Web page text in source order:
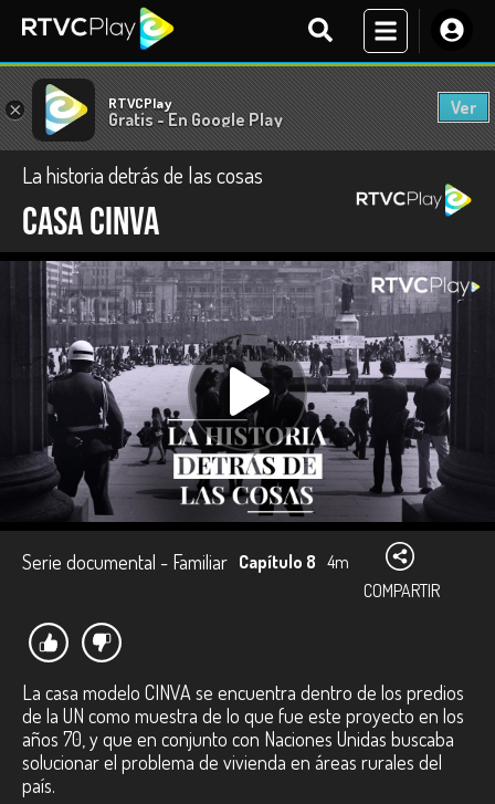
× RTVCPlay
Gratis - En Google Play
Ver
La historia detrás de las cosas
Casa CINVA
Serie documental - Familiar Capítulo 8 4m
COMPARTIR
La casa modelo CINVA se encuentra dentro de los predios
de la UN como muestra de lo que fue este proyecto en los
años 70, y que en conjunto con Naciones Unidas buscaba
solucionar el problema de vivienda en áreas rurales del
país.